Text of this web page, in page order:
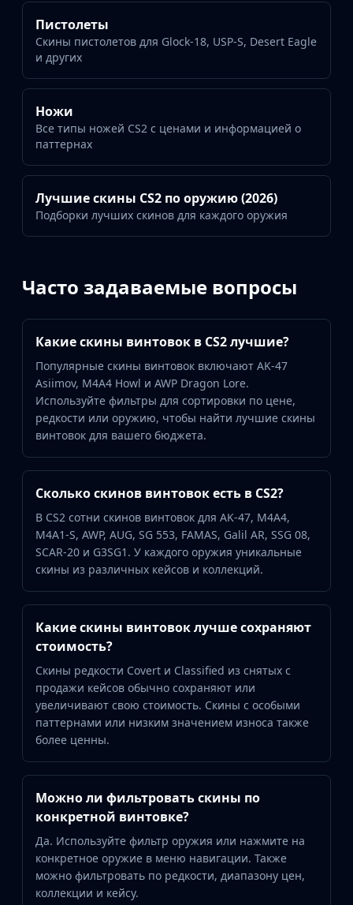
Пистолеты
Скины пистолетов для Glock-18, USP-S, Desert Eagle
и других
Ножи
Все типы ножей CS2 с ценами и информацией о
паттернах
Лучшие скины CS2 по оружию (2026)
Подборки лучших скинов для каждого оружия
Часто задаваемые вопросы
Какие скины винтовок в CS2 лучшие?
Популярные скины винтовок включают AK-47
Asiimov, M4A4 Howl и AWP Dragon Lore.
Используйте фильтры для сортировки по цене,
редкости или оружию, чтобы найти лучшие скины
винтовок для вашего бюджета.
Сколько скинов винтовок есть в CS2?
В CS2 сотни скинов винтовок для AK-47, M4A4,
M4A1-S, AWP, AUG, SG 553, FAMAS, Galil AR, SSG 08,
SCAR-20 и G3SG1. У каждого оружия уникальные
скины из различных кейсов и коллекций.
Какие скины винтовок лучше сохраняют
стоимость?
Скины редкости Covert и Classified из снятых с
продажи кейсов обычно сохраняют или
увеличивают свою стоимость. Скины с особыми
паттернами или низким значением износа также
более ценны.
Можно ли фильтровать скины по
конкретной винтовке?
Да. Используйте фильтр оружия или нажмите на
конкретное оружие в меню навигации. Также
можно фильтровать по редкости, диапазону цен,
коллекции и кейсу.